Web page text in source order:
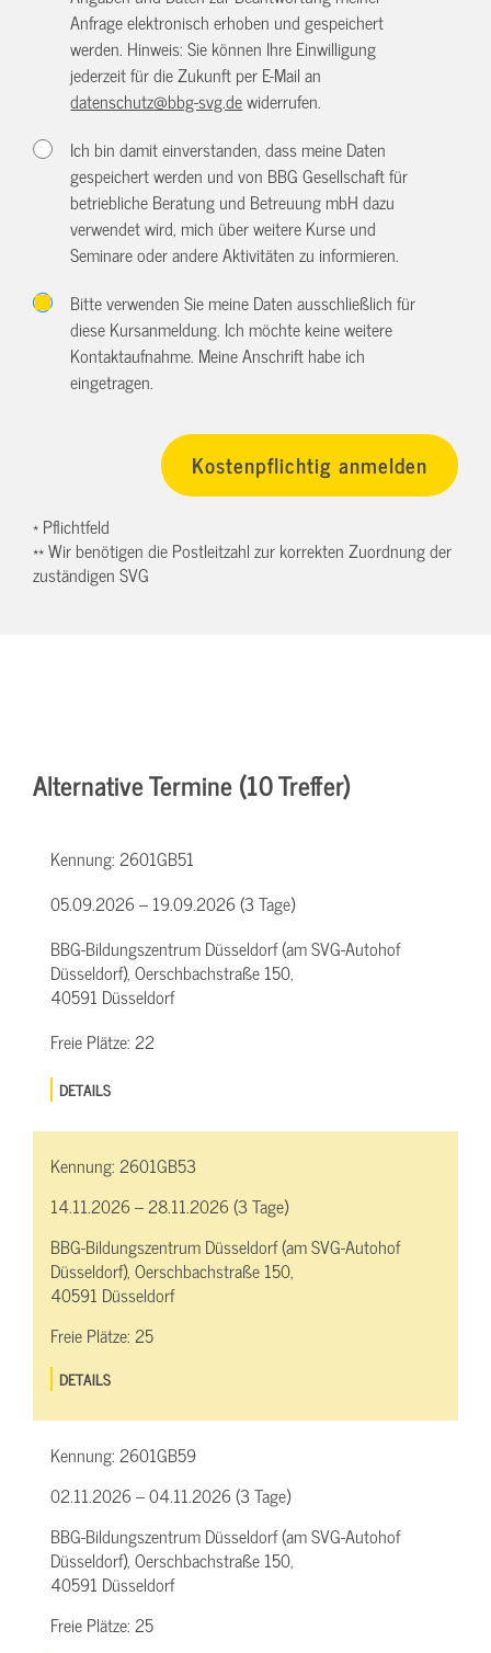
Anfrage elektronisch erhoben und gespeichert
werden. Hinweis: Sie können Ihre Einwilligung
jederzeit für die Zukunft per E-Mail an
datenschutz@bbg-svg.dewiderrufen.
Ich bin damit einverstanden, dass meine Daten
gespeichert werden und von BBG Gesellschaft für
betriebliche Beratung und Betreuung mbH dazu
verwendet wird, mich über weitere Kurse und
Seminare oder andere Aktivitäten zu informieren.
Bitte verwenden Sie meine Daten ausschließlich für
diese Kursanmeldung. Ich möchte keine weitere
Kontaktaufnahme. Meine Anschrift habe ich
eingetragen.
* Pflichtfeld
** Wir benötigen die Postleitzahl zur korrekten Zuordnung der
zuständigen SVG
Alternative Termine (10 Treffer)
Kennung:2601GB51
05.09.2026 – 19.09.2026 (3 Tage)
BBG-Bildungszentrum Düsseldorf (am SVG-Autohof
Düsseldorf), Oerschbachstraße 150,
40591 Düsseldorf
Freie Plätze:22
DETAILS
Kennung:2601GB53
14.11.2026 – 28.11.2026 (3 Tage)
BBG-Bildungszentrum Düsseldorf (am SVG-Autohof
Düsseldorf), Oerschbachstraße 150,
40591 Düsseldorf
Freie Plätze:25
DETAILS
Kennung:2601GB59
02.11.2026 – 04.11.2026 (3 Tage)
BBG-Bildungszentrum Düsseldorf (am SVG-Autohof
Düsseldorf), Oerschbachstraße 150,
40591 Düsseldorf
Freie Plätze:25